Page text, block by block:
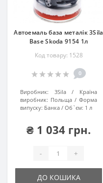
Автоемаль база металік 3Sila
Base Skoda 9154 1л
Код товару: 1528
0
Виробник: 3Sila
Країна
виробник: Польща
Форма
випуску: Банка Об`єм: 1 л
₴ 1 034 грн.
- +
ДО КОШИКА